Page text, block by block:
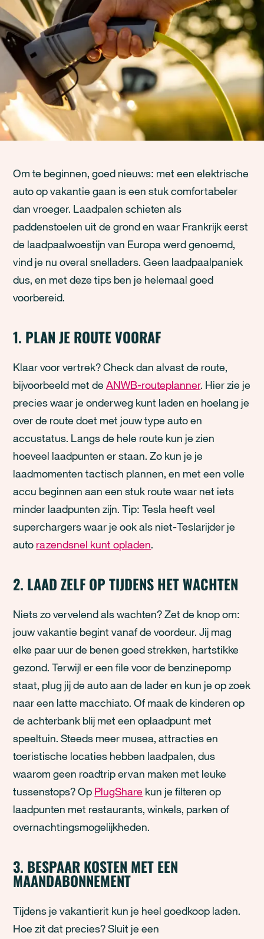
Om te beginnen, goed nieuws: met een elektrische
auto op vakantie gaan is een stuk comfortabeler
dan vroeger. Laadpalen schieten als
paddenstoelen uit de grond en waar Frankrijk eerst
de laadpaalwoestijn van Europa werd genoemd,
vind je nu overal snelladers. Geen laadpaalpaniek
dus, en met deze tips ben je helemaal goed
voorbereid.
1. PLAN JE ROUTE VOORAF
Klaar voor vertrek? Check dan alvast de route,
bijvoorbeeld met deANWB-routeplanner. Hier zie je
precies waar je onderweg kunt laden en hoelang je
over de route doet met jouw type auto en
accustatus. Langs de hele route kun je zien
hoeveel laadpunten er staan. Zo kun je je
laadmomenten tactisch plannen, en met een volle
accu beginnen aan een stuk route waar net iets
minder laadpunten zijn. Tip: Tesla heeft veel
superchargers waar je ook als niet-Teslarijder je
auto razendsnel kunt opladen.
2. LAAD ZELF OP TIJDENS HET WACHTEN
Niets zo vervelend als wachten? Zet de knop om:
jouw vakantie begint vanaf de voordeur. Jij mag
elke paar uur de benen goed strekken, hartstikke
gezond. Terwijl er een file voor de benzinepomp
staat, plug jij de auto aan de lader en kun je op zoek
naar een latte macchiato. Of maak de kinderen op
de achterbank blij met een oplaadpunt met
speeltuin. Steeds meer musea, attracties en
toeristische locaties hebben laadpalen, dus
waarom geen roadtrip ervan maken met leuke
tussenstops? Op PlugShare kun je filteren op
laadpunten met restaurants, winkels, parken of
overnachtingsmogelijkheden.
3. BESPAAR KOSTEN MET EEN
MAANDABONNEMENT
Tijdens je vakantierit kun je heel goedkoop laden.
Hoe zit dat precies? Sluit je een